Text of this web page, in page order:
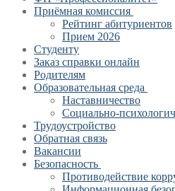
Приёмная комиссия
Рейтинг абитуриентов
Прием 2026
Студенту
Заказ справки онлайн
Родителям
Образовательная среда
Наставничество
Социально-
Трудоустройство
Обратная связь
Вакансии
Безопасность
Противодействие